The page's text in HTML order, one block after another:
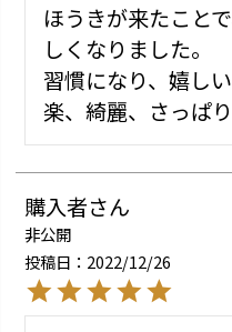
ほうきが来たこと
しくなりました。
習慣になり、嬉しい
楽、綺麗、さっぱり
購入者
非公開
投稿日
2022/12/26